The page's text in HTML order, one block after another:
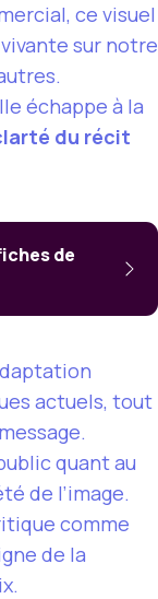
ce visuel
sur notre
échappe à la
du récit
de
actuels, tout
quant au
de l’image.
comme
de la